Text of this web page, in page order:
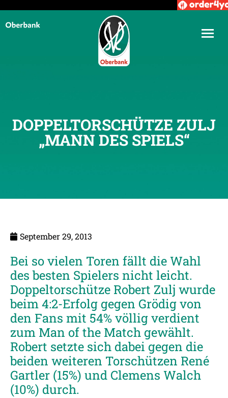
DOPPELTORSCHÜTZE ZULJ
„MANN DES SPIELS“
September 29, 2013
Bei so vielen Toren fällt die Wahl
des besten Spielers nicht leicht.
Doppeltorschütze Robert Zulj wurde
beim 4:2-Erfolg gegen Grödig von
den Fans mit 54% völlig verdient
zum Man of the Match gewählt.
Robert setzte sich dabei gegen die
beiden weiteren Torschützen René
Gartler (15%) und Clemens Walch
(10%) durch.